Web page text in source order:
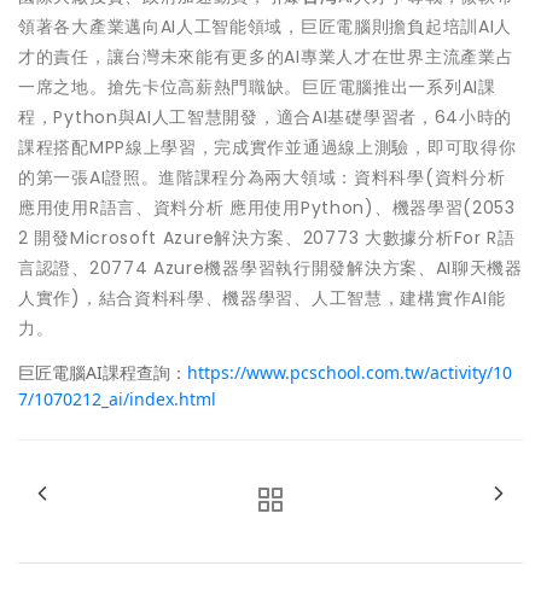
領著各大產業邁向AI人工智能領域，巨匠電腦則擔負起培訓AI人
才的責任，讓台灣未來能有更多的AI專業人才在世界主流產業占
一席之地。搶先卡位高薪熱門職缺。巨匠電腦推出一系列AI課
程，Python與AI人工智慧開發，適合AI基礎學習者，64小時的
課程搭配MPP線上學習，完成實作並通過線上測驗，即可取得你
的第一張AI證照。進階課程分為兩大領域：資料科學(資料分析
應用使用R語言、資料分析 應用使用Python)、機器學習(2053
2 開發Microsoft Azure解決方案、20773 大數據分析For R語
言認證、20774 Azure機器學習執行開發解決方案、AI聊天機器
人實作)，結合資料科學、機器學習、人工智慧，建構實作AI能
力。
巨匠電腦AI課程查詢： https://www.pcschool.com.tw/activity/10
7/1070212_ai/index.html